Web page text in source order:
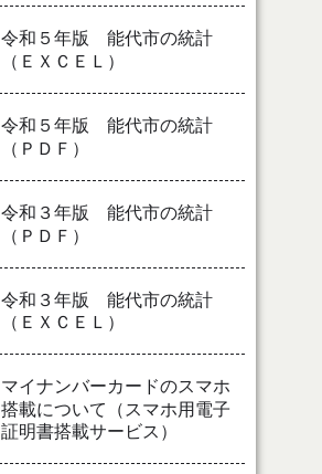
令和５年版 能代市の統計
（ＥＸＣＥＬ）
令和５年版 能代市の統計
（ＰＤＦ）
令和３年版 能代市の統計
（ＰＤＦ）
令和３年版 能代市の統計
（ＥＸＣＥＬ）
マイナンバーカードのスマホ
搭載について（スマホ用電子
証明書搭載サービス）